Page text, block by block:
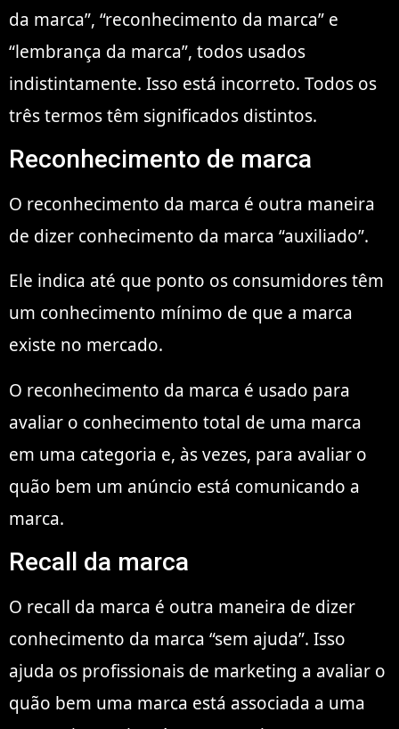
da marca”, “reconhecimento da marca” e
“lembrança da marca”, todos usados
indistintamente. Isso está incorreto. Todos os
três termos têm significados distintos.
Reconhecimento de marca
O reconhecimento da marca é outra maneira
de dizer conhecimento da marca “auxiliado”.
Ele indica até que ponto os consumidores têm
um conhecimento mínimo de que a marca
existe no mercado.
O reconhecimento da marca é usado para
avaliar o conhecimento total de uma marca
em uma categoria e, às vezes, para avaliar o
quão bem um anúncio está comunicando a
marca.
Recall da marca
O recall da marca é outra maneira de dizer
conhecimento da marca “sem ajuda”. Isso
ajuda os profissionais de marketing a avaliar o
quão bem uma marca está associada a uma